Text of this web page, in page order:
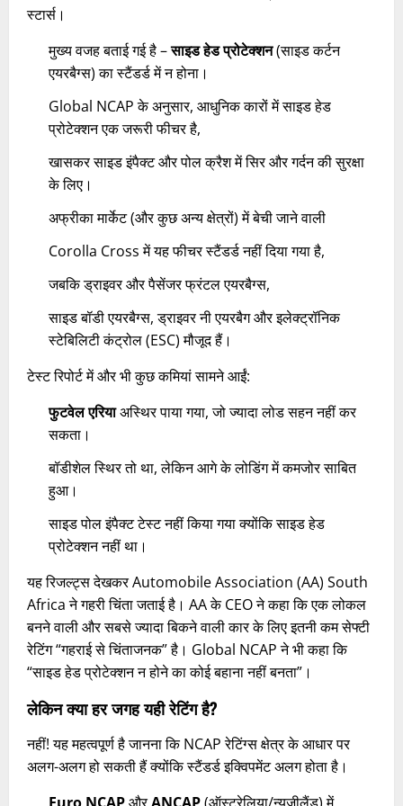
स्टार्स।
मुख्य वजह बताई गई है –साइड हेड प्रोटेक्शन(साइड कर्टन
एयरबैग्स) का स्टैंडर्ड में न होना।
Global NCAP के अनुसार, आधुनिक कारों में साइड हेड
प्रोटेक्शन एक जरूरी फीचर है,
खासकर साइड इंपैक्ट और पोल क्रैश में सिर और गर्दन की सुरक्षा
के लिए।
अफ्रीका मार्केट (और कुछ अन्य क्षेत्रों) में बेची जाने वाली
Corolla Cross में यह फीचर स्टैंडर्ड नहीं दिया गया है,
जबकि ड्राइवर और पैसेंजर फ्रंटल एयरबैग्स,
साइड बॉडी एयरबैग्स, ड्राइवर नी एयरबैग और इलेक्ट्रॉनिक
स्टेबिलिटी कंट्रोल (ESC) मौजूद हैं।
टेस्ट रिपोर्ट में और भी कुछ कमियां सामने आईं:
फुटवेल एरियाअस्थिर पाया गया, जो ज्यादा लोड सहन नहीं कर
सकता।
बॉडीशेल स्थिर तो था, लेकिन आगे के लोडिंग में कमजोर साबित
हुआ।
साइड पोल इंपैक्ट टेस्ट नहीं किया गया क्योंकि साइड हेड
प्रोटेक्शन नहीं था।
यह रिजल्ट्स देखकर Automobile Association (AA) South
Africa ने गहरी चिंता जताई है। AA के CEO ने कहा कि एक लोकल
बनने वाली और सबसे ज्यादा बिकने वाली कार के लिए इतनी कम सेफ्टी
रेटिंग “गहराई से चिंताजनक” है। Global NCAP ने भी कहा कि
“साइड हेड प्रोटेक्शन न होने का कोई बहाना नहीं बनता”।
लेकिन क्या हर जगह यही रेटिंग है?
नहीं! यह महत्वपूर्ण है जानना कि NCAP रेटिंग्स क्षेत्र के आधार पर
अलग-अलग हो सकती हैं क्योंकि स्टैंडर्ड इक्विपमेंट अलग होता है।